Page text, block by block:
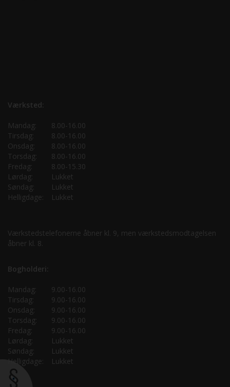
Værksted:
Mandag:
8.00-16.00
Tirsdag:
8.00-16.00
Onsdag:
8.00-16.00
Torsdag:
8.00-16.00
Fredag:
8.00-15.30
Lørdag:
Lukket
Søndag:
Lukket
Helligdage:
Lukket
Værkstedstelefonerne åbner kl. 9, men værkstedsmodtagelsen
åbner kl. 8.
Bogholderi:
Mandag:
9.00-16.00
Tirsdag:
9.00-16.00
Onsdag:
9.00-16.00
Torsdag:
9.00-16.00
Fredag:
9.00-16.00
Lørdag:
Lukket
Søndag:
Lukket
Helligdage:
Lukket